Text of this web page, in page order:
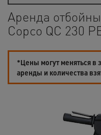
Аренда
Copco QC 230
*Цены могут меняться в
аренды и количества